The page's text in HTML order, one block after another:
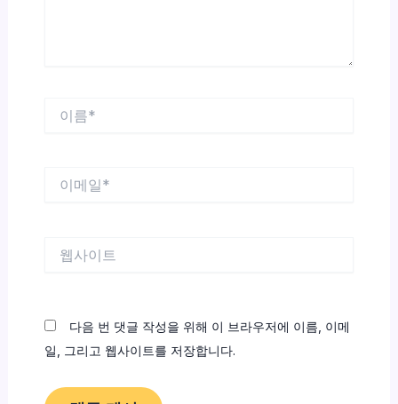
다음 번 댓글 작성을 위해 이 브라우저에 이름, 이메
일, 그리고 웹사이트를 저장합니다.